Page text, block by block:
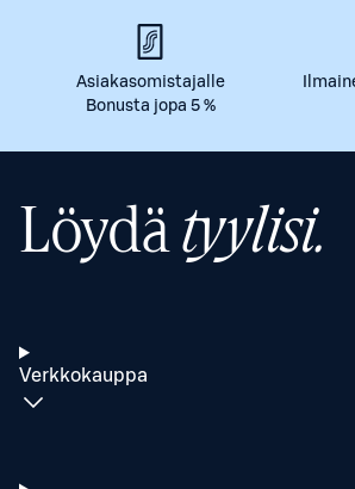
Asiakasomistajalle
Bonusta jopa 5 %
Löydätyylisi.
Verkkokauppa